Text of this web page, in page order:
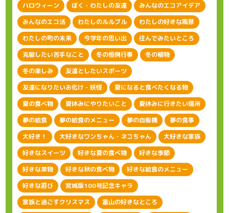
ハロウィーン
ぼく・わたしの友達
みんなのエコアイデア
みんなのエコ活
わたしのルルブル
わたしの好きな風景
わたしの町の未来
今学年の思い出
住んでみたいところ
克服したい苦手なこと
冬の恒例行事
冬の植物
冬の楽しみ
友達としたいスポーツ
友達になりたいお化け・妖怪
夏になると食べたくなる物
夏の食べ物
夏休みにやりたいこと
夏休みに行きたい場所
夢の給食
夢の給食のメニュー 夢の自販機
夢の食事
大好き！
大好きなワンちゃん・ネコちゃん
大好きな家族
好きなスイーツ
好きな夏の食べ物
好きな季節
好きな果物
好きな秋の食べ物
好きな給食のメニュー
好きな遊び
宮城版100号記念キャラ
家族と過ごすクリスマス
富山の好きなところ